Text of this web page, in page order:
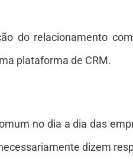
do relacionamento
plataforma de CRM.
no dia a dia das
dizem